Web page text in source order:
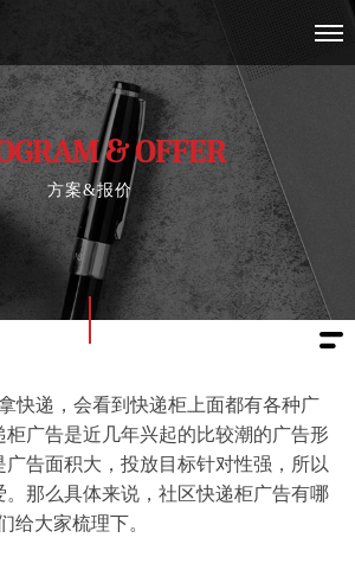
& OFFER
方案&报价
快递，会看到快递柜上面都有各种广
广告是近几年兴起的比较潮的广告形
告面积大，投放目标针对性强，所以
。那么具体来说，社区快递柜广告有哪
给大家梳理下。